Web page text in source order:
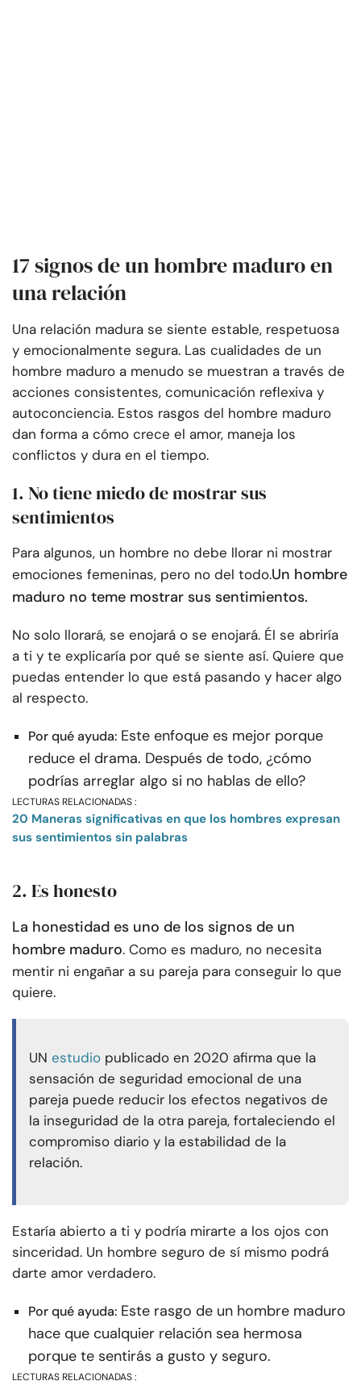
17 signos de un hombre maduro en
una relación
Una relación madura se siente estable, respetuosa
y emocionalmente segura. Las cualidades de un
hombre maduro a menudo se muestran a través de
acciones consistentes, comunicación reflexiva y
autoconciencia. Estos rasgos del hombre maduro
dan forma a cómo crece el amor, maneja los
conflictos y dura en el tiempo.
1. No tiene miedo de mostrar sus
sentimientos
Para algunos, un hombre no debe llorar ni mostrar
emociones femeninas, pero no del todo.Un hombre
maduro no teme mostrar sus sentimientos.
No solo llorará, se enojará o se enojará. Él se abriría
a ti y te explicaría por qué se siente así. Quiere que
puedas entender lo que está pasando y hacer algo
al respecto.
Por qué ayuda: Este enfoque es mejor porque
reduce el drama. Después de todo, ¿cómo
podrías arreglar algo si no hablas de ello?
LECTURAS RELACIONADAS :
20 Maneras significativas en que los hombres expresan
sus sentimientos sin palabras
2. Es honesto
La honestidad es uno de los signos de un
hombre maduro. Como es maduro, no necesita
mentir ni engañar a su pareja para conseguir lo que
quiere.
UN estudio publicado en 2020 afirma que la
sensación de seguridad emocional de una
pareja puede reducir los efectos negativos de
la inseguridad de la otra pareja, fortaleciendo el
compromiso diario y la estabilidad de la
relación.
Estaría abierto a ti y podría mirarte a los ojos con
sinceridad. Un hombre seguro de sí mismo podrá
darte amor verdadero.
Por qué ayuda: Este rasgo de un hombre maduro
hace que cualquier relación sea hermosa
porque te sentirás a gusto y seguro.
LECTURAS RELACIONADAS :